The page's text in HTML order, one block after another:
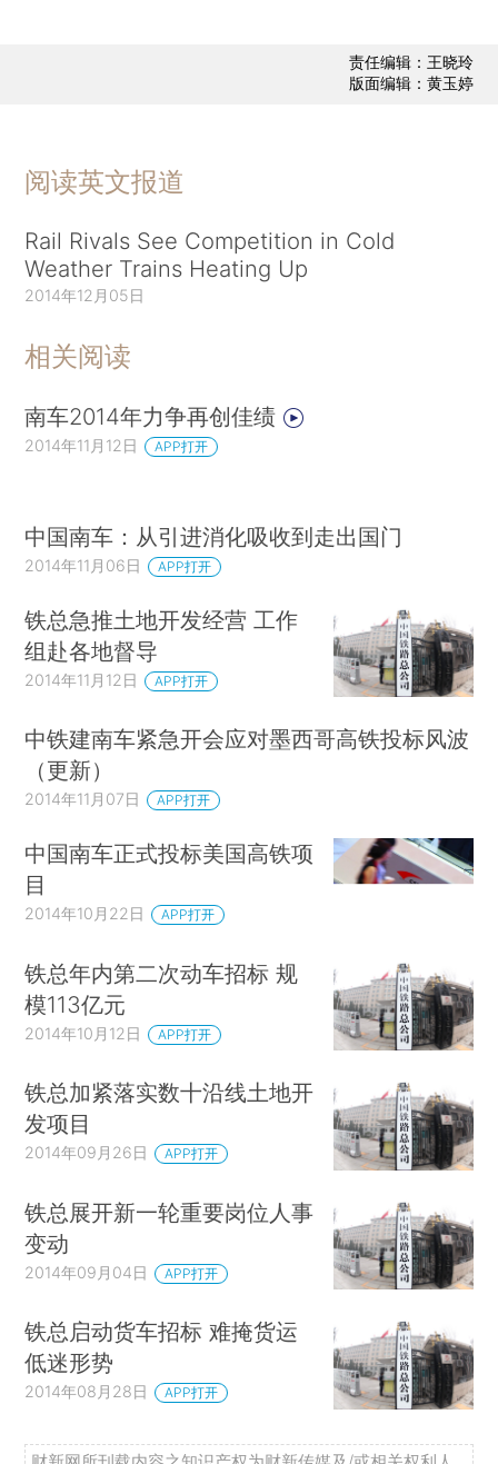
责任编辑：王晓玲
版面编辑：黄玉婷
阅读英文报道
Rail Rivals See Competition in Cold
Weather Trains Heating Up
2014年12月05日
相关阅读
南车2014年力争再创佳绩
2014年11月12日 APP打开
中国南车：从引进消化吸收到走出国门
2014年11月06日 APP打开
铁总急推土地开发经营 工作
组赴各地督导
2014年11月12日 APP打开
中铁建南车紧急开会应对墨西哥高铁投标风波
（更新）
2014年11月07日 APP打开
中国南车正式投标美国高铁项
目
2014年10月22日 APP打开
铁总年内第二次动车招标 规
模113亿元
2014年10月12日 APP打开
铁总加紧落实数十沿线土地开
发项目
2014年09月26日 APP打开
铁总展开新一轮重要岗位人事
变动
2014年09月04日 APP打开
铁总启动货车招标 难掩货运
低迷形势
2014年08月28日 APP打开